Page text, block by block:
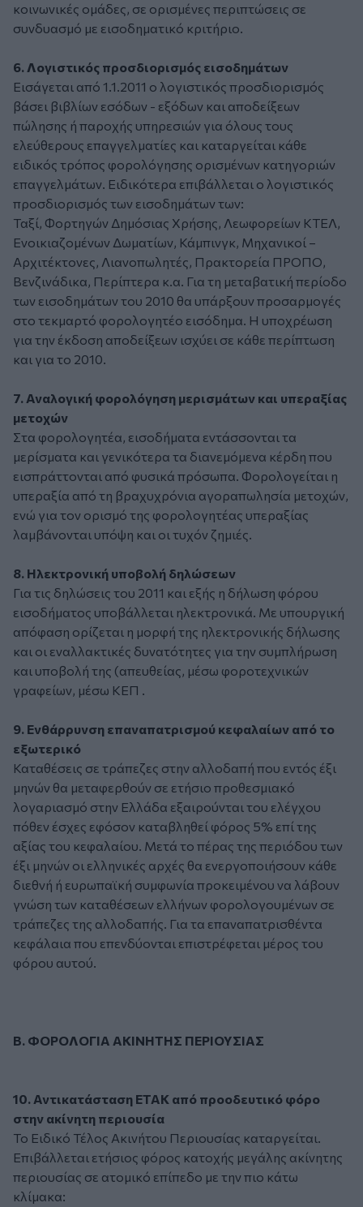
κοινωνικές ομάδες, σε ορισμένες περιπτώσεις σε
συνδυασμό με εισοδηματικό κριτήριο.
6. Λογιστικός προσδιορισμός εισοδημάτων
Εισάγεται από 1.1.2011 ο λογιστικός προσδιορισμός
βάσει βιβλίων εσόδων - εξόδων και αποδείξεων
πώλησης ή παροχής υπηρεσιών για όλους τους
ελεύθερους επαγγελματίες και καταργείται κάθε
ειδικός τρόπος φορολόγησης ορισμένων κατηγοριών
επαγγελμάτων. Ειδικότερα επιβάλλεται ο λογιστικός
προσδιορισμός των εισοδημάτων των:
Ταξί, Φορτηγών Δημόσιας Χρήσης, Λεωφορείων ΚΤΕΛ,
Ενοικιαζομένων Δωματίων, Κάμπινγκ, Μηχανικοί –
Αρχιτέκτονες, Λιανοπωλητές, Πρακτορεία ΠΡΟΠΟ,
Βενζινάδικα, Περίπτερα κ.α. Για τη μεταβατική περίοδο
των εισοδημάτων του 2010 θα υπάρξουν προσαρμογές
στο τεκμαρτό φορολογητέο εισόδημα. Η υποχρέωση
για την έκδοση αποδείξεων ισχύει σε κάθε περίπτωση
και για το 2010.
7. Αναλογική φορολόγηση μερισμάτων και υπεραξίας
μετοχών
Στα φορολογητέα, εισοδήματα εντάσσονται τα
μερίσματα και γενικότερα τα διανεμόμενα κέρδη που
εισπράττονται από φυσικά πρόσωπα. Φορολογείται η
υπεραξία από τη βραχυχρόνια αγοραπωλησία μετοχών,
ενώ για τον ορισμό της φορολογητέας υπεραξίας
λαμβάνονται υπόψη και οι τυχόν ζημιές.
8. Ηλεκτρονική υποβολή δηλώσεων
Για τις δηλώσεις του 2011 και εξής η δήλωση φόρου
εισοδήματος υποβάλλεται ηλεκτρονικά. Με υπουργική
απόφαση ορίζεται η μορφή της ηλεκτρονικής δήλωσης
και οι εναλλακτικές δυνατότητες για την συμπλήρωση
και υποβολή της (απευθείας, μέσω φοροτεχνικών
γραφείων, μέσω ΚΕΠ .
9. Ενθάρρυνση επαναπατρισμού κεφαλαίων από το
εξωτερικό
Καταθέσεις σε τράπεζες στην αλλοδαπή που εντός έξι
μηνών θα μεταφερθούν σε ετήσιο προθεσμιακό
λογαριασμό στην Ελλάδα εξαιρούνται του ελέγχου
πόθεν έσχες εφόσον καταβληθεί φόρος 5% επί της
αξίας του κεφαλαίου. Μετά το πέρας της περιόδου των
έξι μηνών οι ελληνικές αρχές θα ενεργοποιήσουν κάθε
διεθνή ή ευρωπαϊκή συμφωνία προκειμένου να λάβουν
γνώση των καταθέσεων ελλήνων φορολογουμένων σε
τράπεζες της αλλοδαπής. Για τα επαναπατρισθέντα
κεφάλαια που επενδύονται επιστρέφεται μέρος του
φόρου αυτού.
Β. ΦΟΡΟΛΟΓΙΑ ΑΚΙΝΗΤΗΣ ΠΕΡΙΟΥΣΙΑΣ
10. Αντικατάσταση ΕΤΑΚ από προοδευτικό φόρο
στην ακίνητη περιουσία
Το Ειδικό Τέλος Ακινήτου Περιουσίας καταργείται.
Επιβάλλεται ετήσιος φόρος κατοχής μεγάλης ακίνητης
περιουσίας σε ατομικό επίπεδο με την πιο κάτω
κλίμακα: